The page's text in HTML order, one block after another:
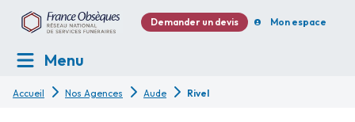
Demander un devis Mon espace
Menu
Accueil Nos Agences Aude Rivel